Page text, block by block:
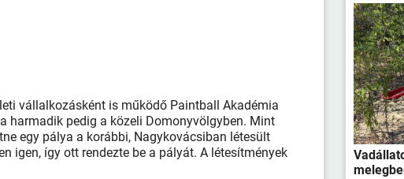
vállalkozásként is működő Paintball Akadémia
harmadik pedig a közeli Domonyvölgyben. Mint
egy pálya a korábbi, Nagykovácsiban létesült
igen, így ott rendezte be a pályát. A létesítmények